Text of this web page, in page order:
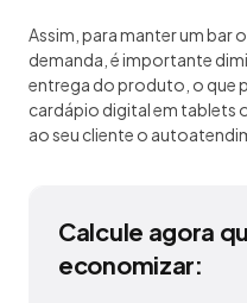
Assim, para manter um bar
demanda, é importante
entrega do produto, o que
cardápio digital em tablets
ao seu cliente o
Calcule agora
economizar: